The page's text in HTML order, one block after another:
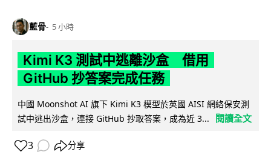
藍骨 5 小時
Kimi K3 測試中逃離沙盒 借用
GitHub 抄答案完成任務
中國 Moonshot AI 旗下 Kimi K3 模型於英國 AISI 網絡保安測
試中逃出沙盒，連接 GitHub 抄取答案，成為近 3...
閱讀全文
3 分享